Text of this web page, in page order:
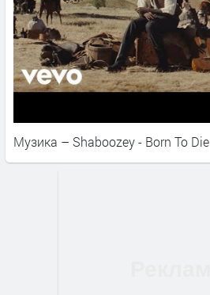
Музика – Shaboozey - Born To Die